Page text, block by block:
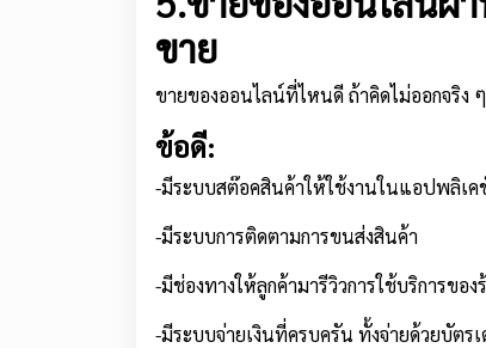
ขาย
ขายของออนไลน์ที่ไหนดี ถ้าคิดไม่ออกจริง
ข้อดี:
-มีระบบสต๊อคสินค้าให้ใช้งานในแอปพลิเค
-มีระบบการติดตามการขนส่งสินค้า
-มีช่องทางให้ลูกค้ามารีวิวการใช้บริการของ
-มีระบบจ่ายเงินที่ครบครัน ทั้งจ่ายด้วยบัตร